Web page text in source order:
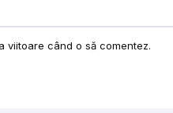
viitoare când o să comentez.